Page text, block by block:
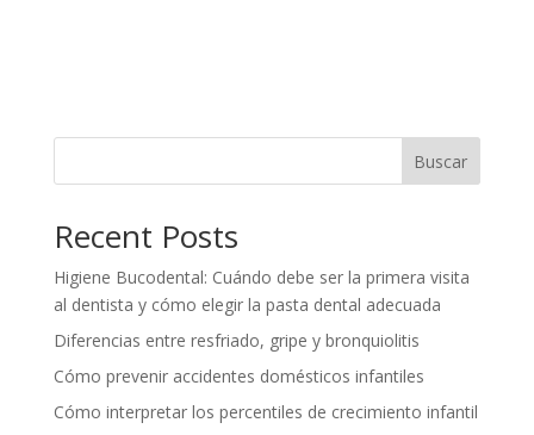
Buscar
Recent Posts
Higiene Bucodental: Cuándo debe ser la primera visita
al dentista y cómo elegir la pasta dental adecuada
Diferencias entre resfriado, gripe y bronquiolitis
Cómo prevenir accidentes domésticos infantiles
Cómo interpretar los percentiles de crecimiento infantil